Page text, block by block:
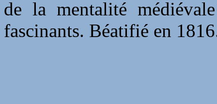
de la mentalité
fascinants. Béatifié en